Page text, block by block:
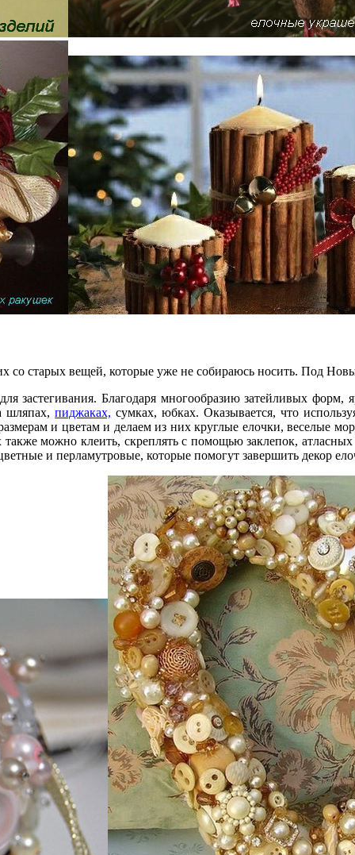
со старых вещей, которые уже не собираюсь носить. Под
застегивания. Благодаря многообразию затейливых
шляпах,пиджаках, сумках, юбках. Оказывается, что
и цветам и делаем из них круглые елочки, веселые
можно клеить, скреплять с помощью заклепок,
и перламутровые, которые помогут завершить декор